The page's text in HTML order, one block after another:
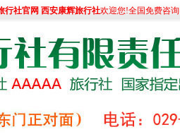
行社官网 西安康辉旅行社欢迎您!全国免费咨